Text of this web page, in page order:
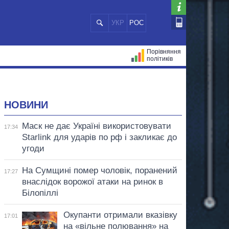
УКР РОС
Порівняння
політиків
НОВИНИ
17:34
Маск не дає Україні використовувати
Starlink для ударів по рф і закликає до
угоди
17:27
На Сумщині помер чоловік, поранений
внаслідок ворожої атаки на ринок в
Білопіллі
17:01
Окупанти отримали вказівку
на «вільне полювання» на